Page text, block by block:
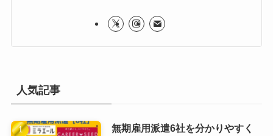
人気記事
無期雇用派遣6社を分かりやすく